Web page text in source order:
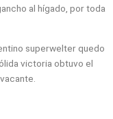
al hígado, por toda
superwelter quedo
victoria obtuvo el